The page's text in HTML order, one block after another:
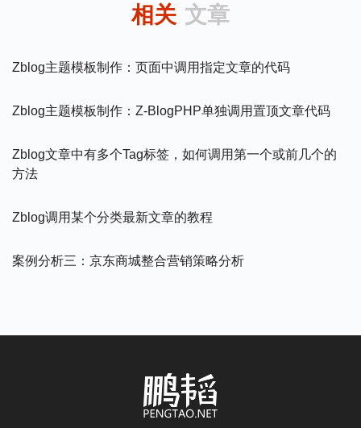
相关 文章
Zblog主题模板制作：页面中调用指定文章的代码
Zblog主题模板制作：Z-BlogPHP单独调用置顶文章代码
Zblog文章中有多个tag标签，如何调用第一个或前几个的
方法
Zblog调用某个分类最新文章的教程
案例分析三：京东商城整合营销策略分析